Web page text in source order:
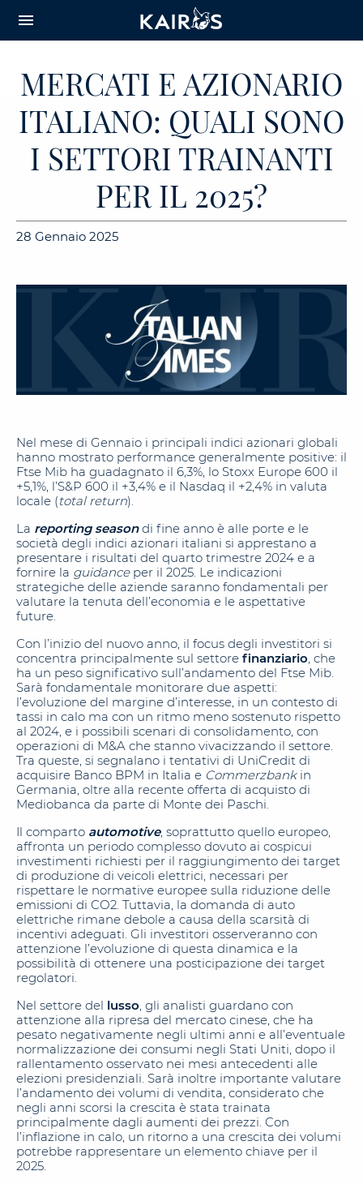
CONTENT
menu
MERCATI E AZIONARIO
ITALIANO: QUALI SONO
I SETTORI TRAINANTI
PER IL 2025?
28 Gennaio 2025
Nel mese di Gennaio i principali indici azionari globali
hanno mostrato performance generalmente positive: il
Ftse Mib ha guadagnato il 6,3%, lo Stoxx Europe 600 il
+5,1%, l’S&P 600 il +3,4% e il Nasdaq il +2,4% in valuta
locale (total return).
La reporting seasondi fine anno è alle porte e le
società degli indici azionari italiani si apprestano a
presentare i risultati del quarto trimestre 2024 e a
fornire la guidanceper il 2025. Le indicazioni
strategiche delle aziende saranno fondamentali per
valutare la tenuta dell’economia e le aspettative
future.
Con l’inizio del nuovo anno, il focus degli investitori si
concentra principalmente sul settore finanziario , che
ha un peso significativo sull’andamento del Ftse Mib.
Sarà fondamentale monitorare due aspetti:
l’evoluzione del margine d’interesse, in un contesto di
tassi in calo ma con un ritmo meno sostenuto rispetto
al 2024, e i possibili scenari di consolidamento, con
operazioni di M&A che stanno vivacizzando il settore.
Tra queste, si segnalano i tentativi di UniCredit di
acquisire Banco BPM in Italia e Commerzbankin
Germania, oltre alla recente offerta di acquisto di
Mediobanca da parte di Monte dei Paschi.
Il comparto automotive, soprattutto quello europeo,
affronta un periodo complesso dovuto ai cospicui
investimenti richiesti per il raggiungimento dei target
di produzione di veicoli elettrici, necessari per
rispettare le normative europee sulla riduzione delle
emissioni di CO2. Tuttavia, la domanda di auto
elettriche rimane debole a causa della scarsità di
incentivi adeguati. Gli investitori osserveranno con
attenzione l’evoluzione di questa dinamica e la
possibilità di ottenere una posticipazione dei target
regolatori.
Nel settore del lusso , gli analisti guardano con
attenzione alla ripresa del mercato cinese, che ha
pesato negativamente negli ultimi anni e all’eventuale
normalizzazione dei consumi negli Stati Uniti, dopo il
rallentamento osservato nei mesi antecedenti alle
elezioni presidenziali. Sarà inoltre importante valutare
l’andamento dei volumi di vendita, considerato che
negli anni scorsi la crescita è stata trainata
principalmente dagli aumenti dei prezzi. Con
l’inflazione in calo, un ritorno a una crescita dei volumi
potrebbe rappresentare un elemento chiave per il
2025.